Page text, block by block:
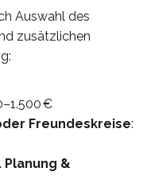
Auswahl des
zusätzlichen
€
Freundeskreise:
&